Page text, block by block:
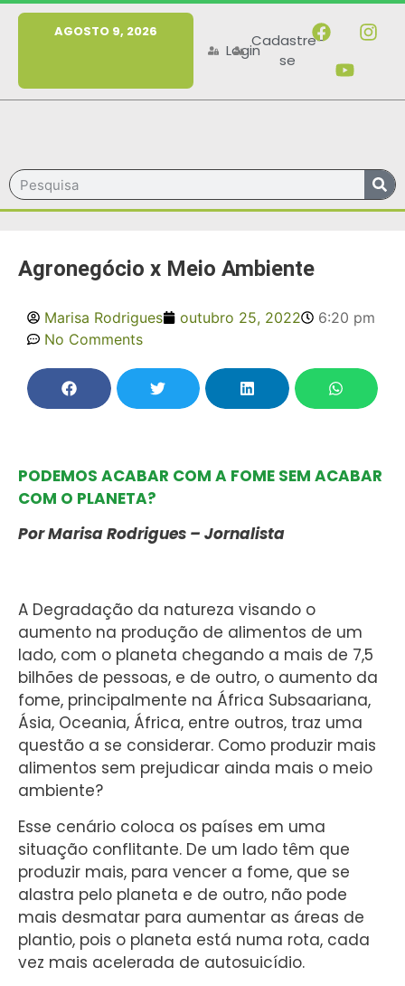
MENU
AGOSTO 9, 2026
Login
Cadastre-
se
Agronegócio x Meio Ambiente
Marisa Rodrigues outubro 25, 2022
6:20 pm
No Comments
PODEMOS ACABAR COM A FOME SEM ACABAR
COM O PLANETA?
Por Marisa Rodrigues – Jornalista
A Degradação da natureza visando o
aumento na produção de alimentos de um
lado, com o planeta chegando a mais de 7,5
bilhões de pessoas, e de outro, o aumento da
fome, principalmente na África Subsaariana,
Ásia, Oceania, África, entre outros, traz uma
questão a se considerar. Como produzir mais
alimentos sem prejudicar ainda mais o meio
ambiente?
Esse cenário coloca os países em uma
situação conflitante. De um lado têm que
produzir mais, para vencer a fome, que se
alastra pelo planeta e de outro, não pode
mais desmatar para aumentar as áreas de
plantio, pois o planeta está numa rota, cada
vez mais acelerada de autosuicídio.